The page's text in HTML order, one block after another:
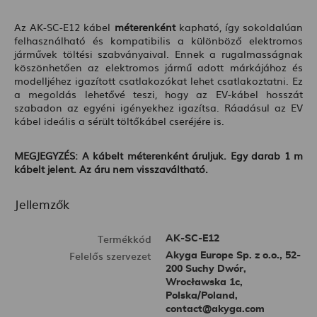
Az AK-SC-E12 kábel méterenkéntkapható, így sokoldalúan
felhasználható és kompatibilis a különböző elektromos
járművek töltési szabványaival. Ennek a rugalmasságnak
köszönhetően az elektromos jármű adott márkájához és
modelljéhez igazított csatlakozókat lehet csatlakoztatni. Ez
a megoldás lehetővé teszi, hogy az EV-kábel hosszát
szabadon az egyéni igényekhez igazítsa. Ráadásul az EV
kábel ideális a sérült töltőkábel cseréjére is.
MEGJEGYZÉS: A kábelt méterenként áruljuk. Egy darab 1 m
kábelt jelent. Az áru nem visszaváltható.
Jellemzők
Termékkód AK-SC-E12
Felelős szervezet
Akyga Europe Sp. z o.o., 52-
200 Suchy Dwór,
Wrocławska 1c,
Polska/Poland,
contact@akyga.com